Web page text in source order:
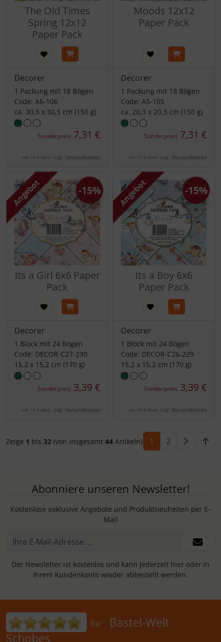
The Old Times
Spring 12x12
Paper Pack
Decorer
1 Packung mit 18 Bögen
Code: A6-106
ca. 30,5 x 30,5 cm (150 g)
Sonderpreis 7,31 €
inkl. 19 % MwSt. zzgl. Versandkosten
Moods 12x12
Paper Pack
Decorer
1 Packung mit 18 Bögen
Code: A5-105
ca. 20,3 x 20,3 cm (150 g)
Sonderpreis 7,31 €
inkl. 19 % MwSt. zzgl. Versandkosten
Angebot
Its a Girl 6x6 Paper
Pack
Decorer
1 Block mit 24 Bögen
Code: DECOR-C27-230
15,2 x 15,2 cm (170 g)
Sonderpreis 3,39 €
-15%
inkl. 19 % MwSt. zzgl. Versandkosten
Angebot
Its a Boy 6x6
Paper Pack
Decorer
1 Block mit 24 Bögen
Code: DECOR-C26-229
15,2 x 15,2 cm (170 g)
Sonderpreis 3,39 €
-15%
inkl. 19 % MwSt. zzgl. Versandkosten
Zeige 1 bis32 (von insgesamt44 Artikeln) 1 2
Abonniere unseren Newsletter!
Kostenlose exklusive Angebote und Produktneuheiten per E-
Mail
Der Newsletter ist kostenlos und kann jederzeit hier oder in
Ihrem Kundenkonto wieder abbestellt werden.
Bewertungen für Bastel-Welt
für
Bastel-Welt
Schobes